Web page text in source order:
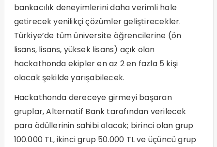
bankacılık deneyimlerini daha verimli hale
getirecek yenilikçi çözümler geliştirecekler.
Türkiye’de tüm üniversite öğrencilerine (ön
lisans, lisans, yüksek lisans) açık olan
hackathonda ekipler en az 2 en fazla 5 kişi
olacak şekilde yarışabilecek.
Hackathonda dereceye girmeyi başaran
gruplar, Alternatif Bank tarafından verilecek
para ödüllerinin sahibi olacak; birinci olan grup
100.000 TL, ikinci grup 50.000 TL ve üçüncü grup